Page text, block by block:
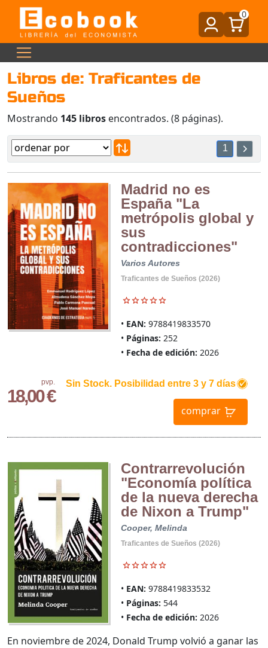
0
Libros de: Traficantes de
Sueños
Mostrando 145 libros encontrados. (8 páginas).
1
Madrid no es
España "La
metrópolis global y
sus
contradicciones"
Varios Autores
Traficantes de Sueños (2026)
EAN: 9788419833570
Páginas: 252
Fecha de edición: 2026
pvp.
18,00 €
Sin Stock. Posibilidad entre 3 y 7 días
comprar
Contrarrevolución
"Economía política
de la nueva derecha
de Nixon a Trump"
Cooper, Melinda
Traficantes de Sueños (2026)
EAN: 9788419833532
Páginas: 544
Fecha de edición: 2026
En noviembre de 2024, Donald Trump volvió a ganar las